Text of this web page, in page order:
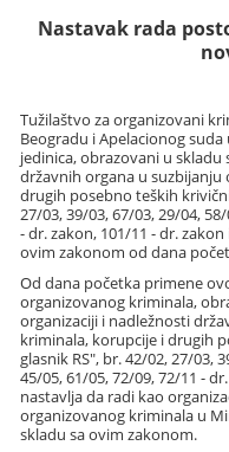
Nastavak rada
Tužilaštvo za organizovani
Beogradu i Apelacionog
jedinica, obrazovani u
državnih organa u
drugih posebno teških
27/03, 39/03, 67/03, 29/04,
- dr. zakon, 101/11 - dr.
ovim zakonom od dana
Od dana početka primene
organizovanog kriminala,
organizaciji i nadležnosti
kriminala, korupcije i drugih
glasnik RS", br. 42/02, 27/03,
45/05, 61/05, 72/09, 72/11 -
nastavlja da radi kao
organizovanog kriminala u
skladu sa ovim zakonom.